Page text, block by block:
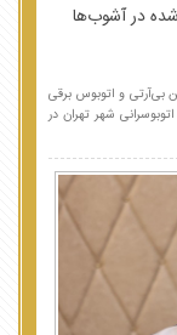
در آشوب‌ها
بی‌آرتی و اتوبوس برقی
شهر تهران در